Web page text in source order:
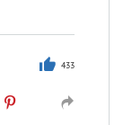
433